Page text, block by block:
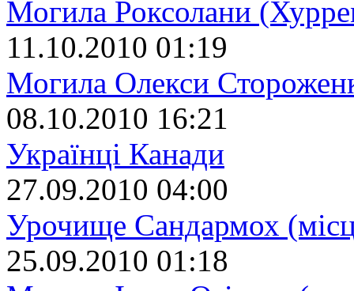
Могила Роксолани
11.10.2010 01:19
Могила Олекси
08.10.2010 16:21
Українці Канади
27.09.2010 04:00
Урочище Сандармох
25.09.2010 01:18